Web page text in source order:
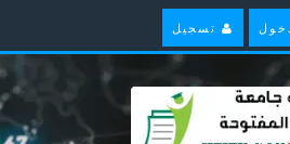
تسجيل